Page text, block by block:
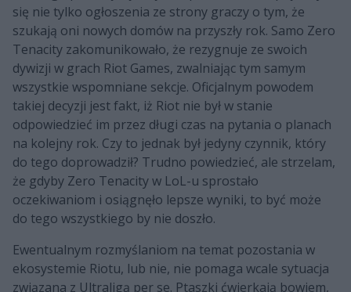
się nie tylko ogłoszenia ze strony graczy o tym, że
szukają oni nowych domów na przyszły rok. Samo Zero
Tenacity zakomunikowało, że rezygnuje ze swoich
dywizji w grach Riot Games, zwalniając tym samym
wszystkie wspomniane sekcje. Oficjalnym powodem
takiej decyzji jest fakt, iż Riot nie był w stanie
odpowiedzieć im przez długi czas na pytania o planach
na kolejny rok. Czy to jednak był jedyny czynnik, który
do tego doprowadził? Trudno powiedzieć, ale strzelam,
że gdyby Zero Tenacity w LoL-u sprostało
oczekiwaniom i osiągnęło lepsze wyniki, to być może
do tego wszystkiego by nie doszło.
Ewentualnym rozmyślaniom na temat pozostania w
ekosystemie Riotu, lub nie, nie pomaga wcale sytuacja
związana z Ultraligą per se. Ptaszki ćwierkają bowiem,